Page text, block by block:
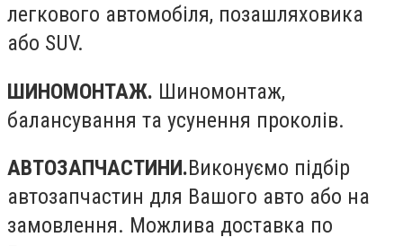
легкового автомобіля, позашляховика
або SUV.
ШИНОМОНТАЖ. Шиномонтаж,
балансування та усунення проколів.
АВТОЗАПЧАСТИНИ.Виконуємо підбір
автозапчастин для Вашого авто або на
замовлення. Можлива доставка по